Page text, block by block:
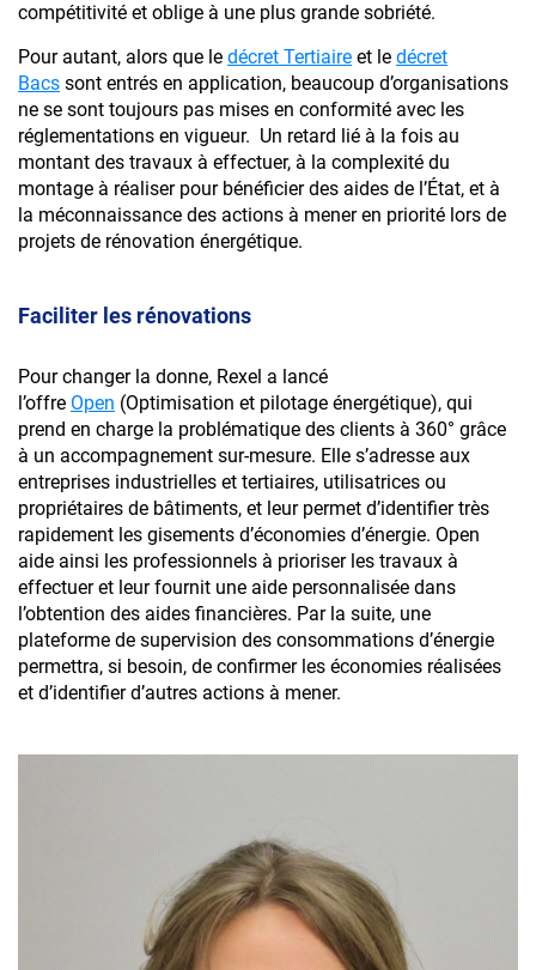
compétitivité et oblige à une plus grande sobriété.
Pour autant, alors que le décret Tertiaire et le décret
Bacs sont entrés en application, beaucoup d’organisations
ne se sont toujours pas mises en conformité avec les
réglementations en vigueur. Un retard lié à la fois au
montant des travaux à effectuer, à la complexité du
montage à réaliser pour bénéficier des aides de l’État, et à
la méconnaissance des actions à mener en priorité lors de
projets de rénovation énergétique.
Faciliter les rénovations
Pour changer la donne, Rexel a lancé
l’offre Open (Optimisation et pilotage énergétique), qui
prend en charge la problématique des clients à 360° grâce
à un accompagnement sur-mesure. Elle s’adresse aux
entreprises industrielles et tertiaires, utilisatrices ou
propriétaires de bâtiments, et leur permet d’identifier très
rapidement les gisements d’économies d’énergie. Open
aide ainsi les professionnels à prioriser les travaux à
effectuer et leur fournit une aide personnalisée dans
l’obtention des aides financières. Par la suite, une
plateforme de supervision des consommations d’énergie
permettra, si besoin, de confirmer les économies réalisées
et d’identifier d’autres actions à mener.